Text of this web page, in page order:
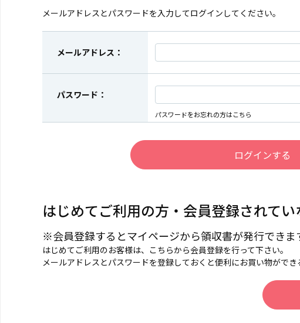
メールアドレスとパスワードを入力してログインしてください。
メールアドレス：
パスワード：
パスワードをお忘れの方はこちら
はじめてご利用の方・会員登録されてい
※会員登録するとマイページから領収書が発行できま
はじめてご利用のお客様は、こちらから会員登録を行って下さい。
メールアドレスとパスワードを登録しておくと便利にお買い物ができ